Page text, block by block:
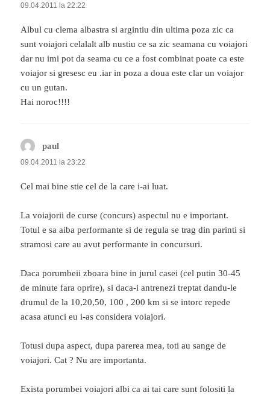
09.04.2011 la 22:22
Albul cu clema albastra si argintiu din ultima poza zic ca
sunt voiajori celalalt alb nustiu ce sa zic seamana cu voiajori
dar nu imi pot da seama cu ce a fost combinat poate ca este
voiajor si gresesc eu .iar in poza a doua este clar un voiajor
cu un gutan.
Hai noroc!!!!
paul
09.04.2011 la 23:22
Cel mai bine stie cel de la care i-ai luat.
La voiajorii de curse (concurs) aspectul nu e important.
Totul e sa aiba performante si de regula se trag din parinti si
stramosi care au avut performante in concursuri.
Daca porumbeii zboara bine in jurul casei (cel putin 30-45
de minute fara oprire), si daca-i antrenezi treptat dandu-le
drumul de la 10,20,50, 100 , 200 km si se intorc repede
acasa atunci eu i-as considera voiajori.
Totusi dupa aspect, dupa parerea mea, toti au sange de
voiajori. Cat ? Nu are importanta.
Exista porumbei voiajori albi ca ai tai care sunt folositi la